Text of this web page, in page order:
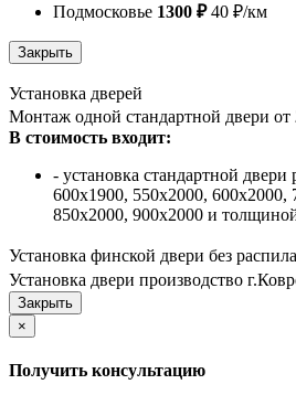
Подмосковье 1300 ₽40 ₽/км
Установка дверей
Монтаж одной стандартной двери от
В стоимость входит:
- установка стандартной двери
600х1900, 550х2000, 600х2000,
850х2000, 900х2000 и
Установка финской двери без
Установка двери производство
×
Получить консультацию